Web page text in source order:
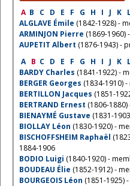
A B C D E F G H I J K
ALGLAVE Émile (1842-1928) -
ARMINJON Pierre (1869-1960)
AUPETIT Albert (1876-1943) -
A B C D E F G H I J K
BARDY Charles (1841-1922) -
BERGER Georges (1834-1910)
BERTILLON Jacques (1851-
BERTRAND Ernest (1806-
BIENAYMÉ Gustave (1831-
BIOLLAY Léon (1830-1920) -
BISCHOFFSHEIM Raphaël
1884-1906
BODIO Luigi (1840-1920) -
BOUDEAU Élie (1852-1912) -
BOURGEOIS Léon (1851-1925)